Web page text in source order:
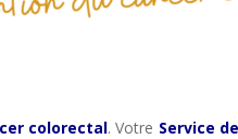
colorectal. Votre Service